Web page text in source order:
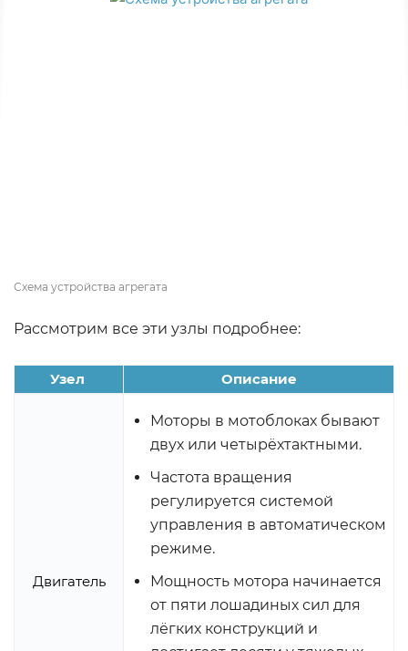
Схема устройства агрегата
Рассмотрим все эти узлы подробнее:
Узел Описание
Двигатель
Моторы в мотоблоках бывают
двух или четырёхтактными.
Частота вращения
регулируется системой
управления в автоматическом
режиме.
Мощность мотора начинается
от пяти лошадиных сил для
лёгких конструкций и